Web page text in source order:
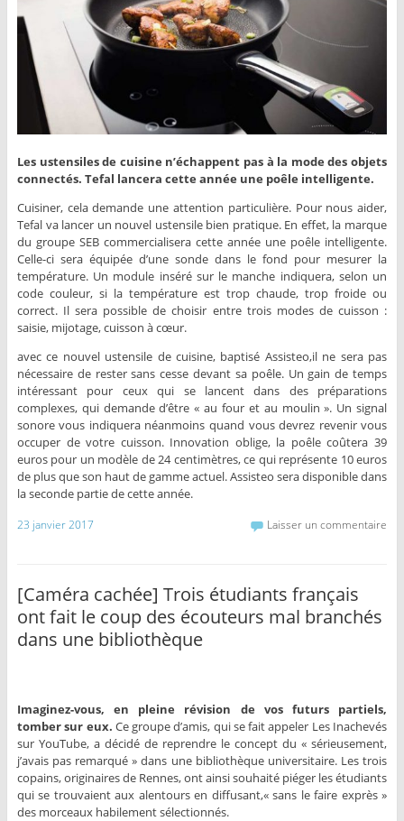
Les ustensiles de cuisine n’échappent pas à la mode des objets
connectés. Tefal lancera cette année une poêle intelligente.
Cuisiner, cela demande une attention particulière. Pour nous aider,
Tefal va lancer un nouvel ustensile bien pratique. En effet, la marque
du groupe SEB commercialisera cette année une poêle intelligente.
Celle-ci sera équipée d’une sonde dans le fond pour mesurer la
température. Un module inséré sur le manche indiquera, selon un
code couleur, si la température est trop chaude, trop froide ou
correct. Il sera possible de choisir entre trois modes de cuisson :
saisie, mijotage, cuisson à cœur.
avec ce nouvel ustensile de cuisine, baptisé Assisteo,il ne sera pas
nécessaire de rester sans cesse devant sa poêle. Un gain de temps
intéressant pour ceux qui se lancent dans des préparations
complexes, qui demande d’être « au four et au moulin ». Un signal
sonore vous indiquera néanmoins quand vous devrez revenir vous
occuper de votre cuisson. Innovation oblige, la poêle coûtera 39
euros pour un modèle de 24 centimètres, ce qui représente 10 euros
de plus que son haut de gamme actuel. Assisteo sera disponible dans
la seconde partie de cette année.
23 janvier 2017 Laisser un commentaire
[Caméra cachée] Trois étudiants français
ont fait le coup des écouteurs mal branchés
dans une bibliothèque
Imaginez-vous, en pleine révision de vos futurs partiels,
tomber sur eux. Ce groupe d’amis, qui se fait appeler Les Inachevés
sur YouTube, a décidé de reprendre le concept du « sérieusement,
j’avais pas remarqué » dans une bibliothèque universitaire. Les trois
copains, originaires de Rennes, ont ainsi souhaité piéger les étudiants
qui se trouvaient aux alentours en diffusant,« sans le faire exprès »
des morceaux habilement sélectionnés.